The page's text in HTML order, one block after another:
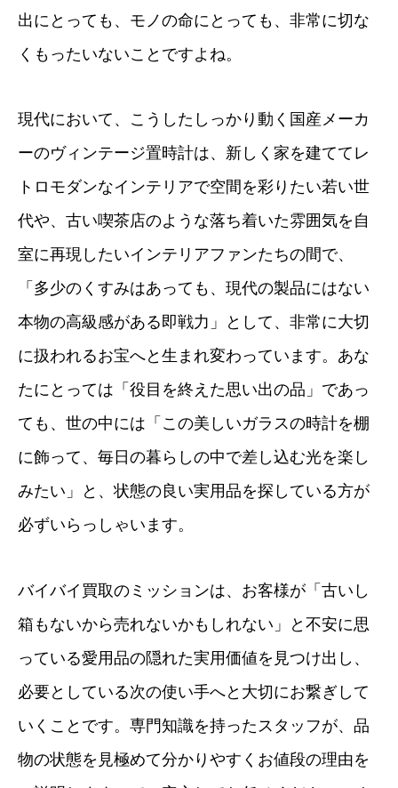
出にとっても、モノの命にとっても、非常に切な
くもったいないことですよね。
現代において、こうしたしっかり動く国産メーカ
ーのヴィンテージ置時計は、新しく家を建ててレ
トロモダンなインテリアで空間を彩りたい若い世
代や、古い喫茶店のような落ち着いた雰囲気を自
室に再現したいインテリアファンたちの間で、
「多少のくすみはあっても、現代の製品にはない
本物の高級感がある即戦力」として、非常に大切
に扱われるお宝へと生まれ変わっています。あな
たにとっては「役目を終えた思い出の品」であっ
ても、世の中には「この美しいガラスの時計を棚
に飾って、毎日の暮らしの中で差し込む光を楽し
みたい」と、状態の良い実用品を探している方が
必ずいらっしゃいます。
バイバイ買取のミッションは、お客様が「古いし
箱もないから売れないかもしれない」と不安に思
っている愛用品の隠れた実用価値を見つけ出し、
必要としている次の使い手へと大切にお繋ぎして
いくことです。専門知識を持ったスタッフが、品
物の状態を見極めて分かりやすくお値段の理由を